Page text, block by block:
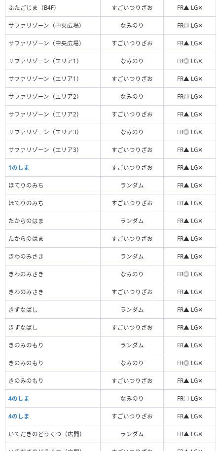
ふたごじま（B4F） すごいつりざお FR▲ LG✕
サファリゾーン（中央広場） なみのり FR◎ LG✕
サファリゾーン（中央広場） すごいつりざお FR▲ LG✕
サファリゾーン（エリア1） なみのり FR◎ LG✕
サファリゾーン（エリア1） すごいつりざお FR▲ LG✕
サファリゾーン（エリア2） なみのり FR◎ LG✕
サファリゾーン（エリア2） すごいつりざお FR▲ LG✕
サファリゾーン（エリア3） なみのり FR◎ LG✕
サファリゾーン（エリア3） すごいつりざお FR▲ LG✕
1のしま すごいつりざお FR▲ LG✕
ほてりのみち ランダム FR▲ LG✕
ほてりのみち すごいつりざお FR▲ LG✕
たからのはま ランダム FR▲ LG✕
たからのはま すごいつりざお FR▲ LG✕
きわのみさき ランダム FR▲ LG✕
きわのみさき なみのり FR◎ LG✕
きわのみさき すごいつりざお FR▲ LG✕
きずなばし ランダム FR▲ LG✕
きずなばし すごいつりざお FR▲ LG✕
きのみのもり ランダム FR▲ LG✕
きのみのもり なみのり FR◎ LG✕
きのみのもり すごいつりざお FR▲ LG✕
4のしま なみのり FR◯ LG✕
4のしま すごいつりざお FR▲ LG✕
いてだきのどうくつ（広間） ランダム FR▲ LG✕